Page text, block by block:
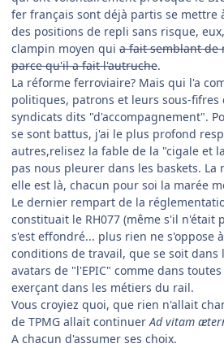
fer français sont déjà partis se mettre
des positions de repli sans risque,
clampin moyen qui a fait semblant de
parce qu'il a fait l'autruche.
La réforme ferroviaire? Mais qui l'a
politiques, patrons et leurs sous-fifres
syndicats dits "d'accompagnement".
se sont battus, j'ai le plus profond
autres,relisez la fable de la "cigale et
pas nous pleurer dans les baskets.
elle est là, chacun pour soi la marée
Le dernier rempart de la
constituait le RH077 (même s'il n'était
s'est effondré... plus rien ne s'oppose
conditions de travail, que se soit dans
avatars de "l'EPIC" comme dans
exerçant dans les métiers du rail.
Vous croyiez quoi, que rien n'allait
de TPMG allait continuerAd vitam
A chacun d'assumer ses choix.